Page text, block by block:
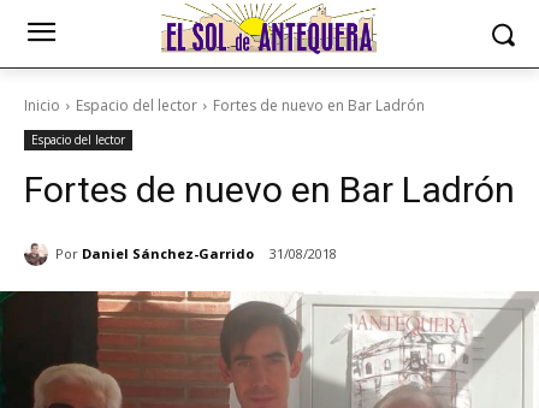
Inicio Espacio del lector Fortes de nuevo en Bar Ladrón
Espacio del lector
Fortes de nuevo en Bar Ladrón
Por Daniel Sánchez-Garrido 31/08/2018